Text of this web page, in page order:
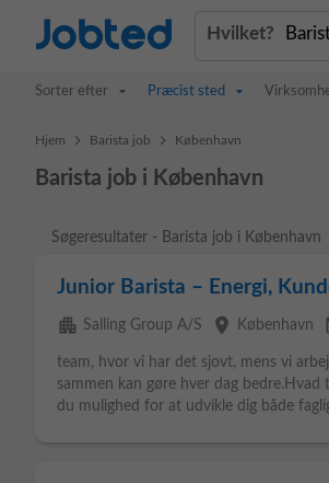
Jobted Hvilket?
Sorter efter Præcist sted
Hjem > Barista job > København
Barista job i København
Søgeresultater - Barista job i København
Junior Barista – Energi,
apartment Salling Group A/S place København
team, hvor vi har det sjovt, mens vi
sammen kan gøre hver dag
du mulighed for at udvikle dig både